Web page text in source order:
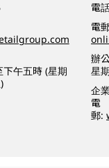
午五時 (星期
電
電
辦
星
企
電
郵: